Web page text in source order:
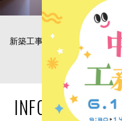
新築工事・リフォームの事
▶︎ 新築
▶︎ リ
INFORMATION